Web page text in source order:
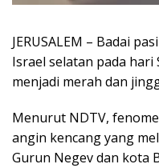
JERUSALEM – Badai
Israel selatan pada
menjadi merah dan
Menurut NDTV,
angin kencang yang
Gurun Negev dan kota